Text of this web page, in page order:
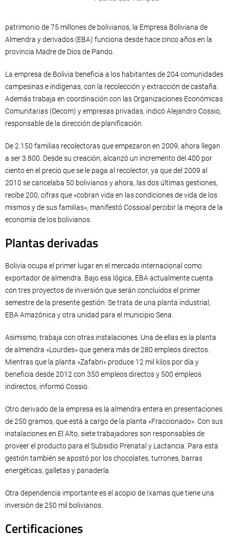
patrimonio de 75 millones de bolivianos, la Empresa Boliviana de
Almendra y derivados (EBA) funciona desde hace cinco años en la
provincia Madre de Dios de Pando.
La empresa de Bolivia beneficia a los habitantes de 204 comunidades
campesinas e indígenas, con la recolección y extracción de castaña.
Además trabaja en coordinación con las Organizaciones Económicas
Comunitarias (Oecom) y empresas privadas, indicó Alejandro Cossio,
responsable de la dirección de planificación.
De 2.150 familias recolectoras que empezaron en 2009, ahora llegan
a ser 3.800. Desde su creación, alcanzó un incremento del 400 por
ciento en el precio que se le paga al recolector, ya que del 2009 al
2010 se cancelaba 50 bolivianos y ahora, las dos últimas gestiones,
recibe 200, cifras que «cobran vida en las condiciones de vida de los
mismos y de sus familias», manifestó Cossioal percibir la mejora de la
economía de los bolivianos.
Plantas derivadas
Bolivia ocupa el primer lugar en el mercado internacional como
exportador de almendra. Bajo esa lógica, EBA actualmente cuenta
con tres proyectos de inversión que serán concluidos el primer
semestre de la presente gestión. Se trata de una planta industrial,
EBA Amazónica y otra unidad para el municipio Sena.
Asimismo, trabaja con otras instalaciones. Una de ellas es la planta
de almendra «Lourdes» que genera más de 280 empleos directos.
Mientras que la planta «Zafabri» produce 12 mil kilos por día y
beneficia desde 2012 con 350 empleos directos y 500 empleos
indirectos, informó Cossio.
Otro derivado de la empresa es la almendra entera en presentaciones
de 250 gramos, que está a cargo de la planta «Fraccionado». Con sus
instalaciones en El Alto, siete trabajadores son responsables de
proveer el producto para el Subsidio Prenatal y Lactancia. Para esta
gestión también se apostó por los chocolates, turrones, barras
energéticas, galletas y panadería.
Otra dependencia importante es el acopio de Ixamas que tiene una
inversión de 250 mil bolivianos.
Certificaciones